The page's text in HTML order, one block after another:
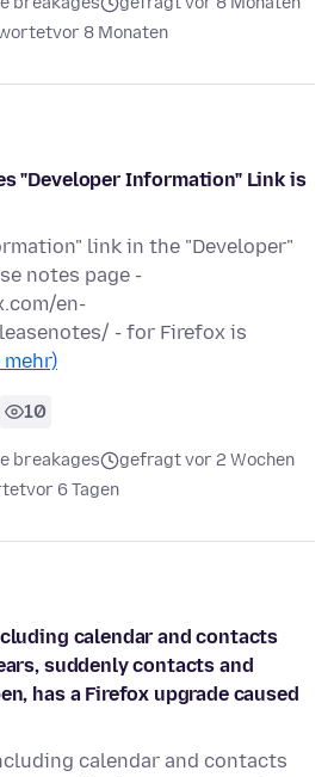
vor 8 Monaten
"Developer Information" Link is
link in the "Developer"
notes page -
en-
- for Firefox is
mehr)
10
breakages
gefragt vor 2 Wochen
vor 6 Tagen
calendar and contacts
suddenly contacts and
has a Firefox upgrade caused
calendar and contacts